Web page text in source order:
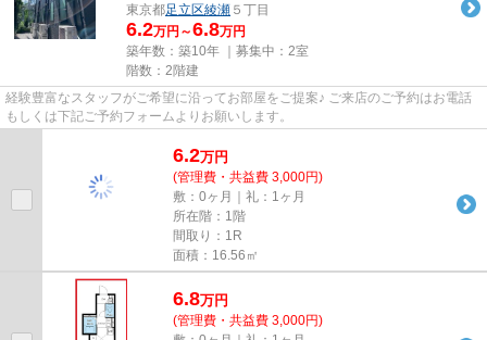
東京都足立区綾瀬 ５丁目
6.2万円～6.8万円
築年数：築10年 ｜募集中： 2室
階数：2階建
経験豊富なスタッフがご希望に沿ってお部屋をご提案♪ ご来店のご予約はお電話
もしくは下記ご予約フォームよりお願いします。
6.2万円
(管理費・共益費 3,000円)
敷：0ヶ月｜礼：1ヶ月
所在階：1階
間取り：1R
面積：16.56㎡
6.8万円
(管理費・共益費 3,000円)